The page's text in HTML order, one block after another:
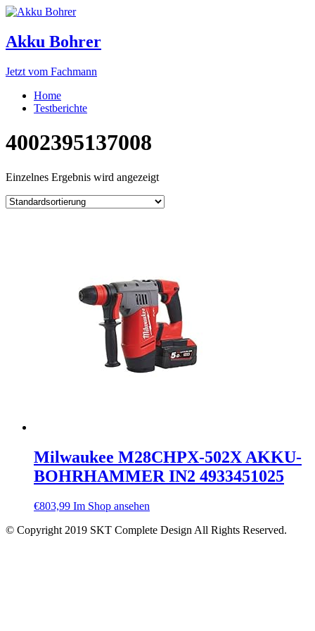
Akku Bohrer
Jetzt vom Fachmann
Home
Testberichte
4002395137008
Einzelnes Ergebnis wird angezeigt
Milwaukee M28CHPX-502X AKKU-
BOHRHAMMER IN2 4933451025
€803,99 Im Shop ansehen
© Copyright 2019 SKT Complete Design All Rights Reserved.